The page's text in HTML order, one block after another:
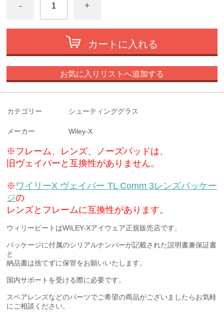
- +
カートに入れる
お気に入りリストへ追加する
カテゴリー シューティンググラス
メーカー Wiley-X
※フレーム、レンズ、ノーズパッドは、
旧ヴェイパーと互換性がありません。
※ ワイリーX ヴェイパー TL Comm 3レンズパッケー
ジの
レンズとフレームに互換性があります。
ウィリーピートはWILEY-Xアイウェア正規販売店です。
パッケージに付属のシリアルナンバーが記載された説明書兼保証書
と
納品書は捨てずに保管をお願いいたします。
国内サポートを受ける際に必要です。
スペアレンズなどのパーツでご希望の商品がございましたらお気軽
にご相談ください。